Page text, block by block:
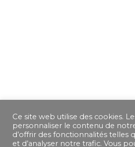
Ce site web utilise des cookies.
personnaliser le contenu de
d’offrir des fonctionnalités telles
et d’analyser notre trafic. Vous